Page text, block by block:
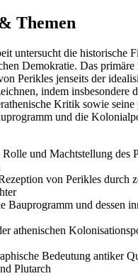
Themen
untersucht die historische
Demokratie. Das primäre
Perikles jenseits der
indem insbesondere
Kritik sowie
und die
und Machtstellung des
von Perikles durch
Bauprogramm und dessen
athenischen
Bedeutung antiker
Plutarch